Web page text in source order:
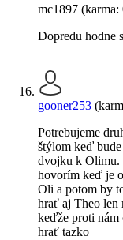
mc1897 (karma:
Dopredu hodne
|
gooner253
Potrebujeme
štýlom keď
dvojku k Olimu.
hovorím keď je
Oli a potom by
hrať aj Theo len
keďže proti nám
hrať tazko